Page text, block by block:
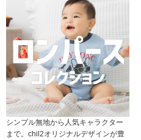
シンプル無地から人気キャラクター
まで。chil2オリジナルデザインが豊